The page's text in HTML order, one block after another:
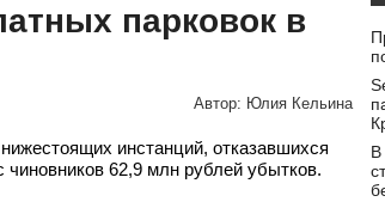
парковок в
Автор: Юлия Кельина
инстанций, отказавшихся
чиновников 62,9 млн рублей убытков.
В